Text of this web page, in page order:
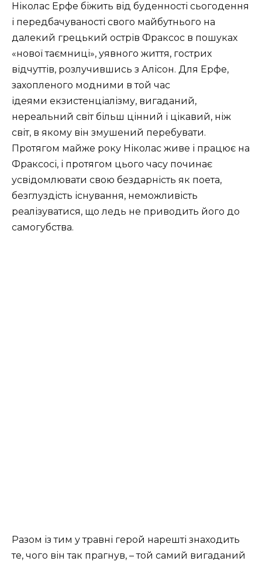
Ніколас Ерфе біжить від буденності сьогодення
і передбачуваності свого майбутнього на
далекий грецький острів Фраксос в пошуках
«нової таємниці», уявного життя, гострих
відчуттів, розлучившись з Алісон. Для Ерфе,
захопленого модними в той час
ідеями екзистенціалізму, вигаданий,
нереальний світ більш цінний і цікавий, ніж
світ, в якому він змушений перебувати.
Протягом майже року Ніколас живе і працює на
Фраксосі, і протягом цього часу починає
усвідомлювати свою бездарність як поета,
безглуздість існування, неможливість
реалізуватися, що ледь не приводить його до
самогубства.
Разом із тим у травні герой нарешті знаходить
те, чого він так прагнув, – той самий вигаданий